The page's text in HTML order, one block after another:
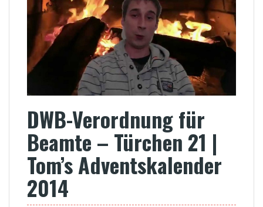
DWB-Verordnung für
Beamte – Türchen 21 |
Tom’s Adventskalender
2014